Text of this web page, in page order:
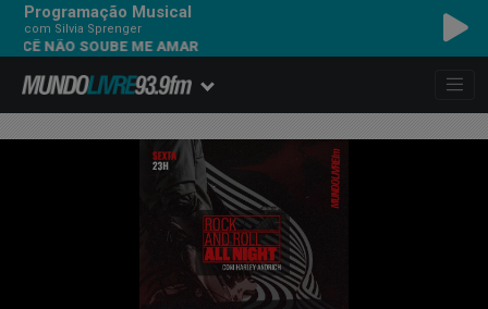
Programação Musical
com Silvia Sprenger
SOUBE ME AMAR